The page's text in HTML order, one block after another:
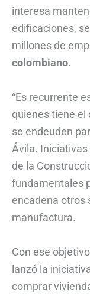
interesa
edificaciones,
millones de
colombiano.
“Es recurrente
quienes tiene el
se endeuden
Ávila.
de la
fundamentales
encadena otros
manufactura.
Con ese
lanzó la
comprar